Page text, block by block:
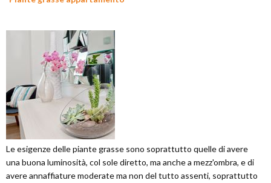
Le esigenze delle piante grasse sono soprattutto quelle di avere
una buona luminosità, col sole diretto, ma anche a mezz'ombra, e di
avere annaffiature moderate ma non del tutto assenti, soprattutto